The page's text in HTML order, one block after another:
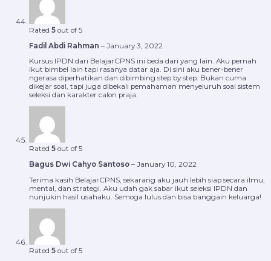
Rated 5 out of 5
Fadil Abdi Rahman – January 3, 2022
Kursus IPDN dari BelajarCPNS ini beda dari yang lain. Aku pernah
ikut bimbel lain tapi rasanya datar aja. Di sini aku bener-bener
ngerasa diperhatikan dan dibimbing step by step. Bukan cuma
dikejar soal, tapi juga dibekali pemahaman menyeluruh soal sistem
seleksi dan karakter calon praja.
Rated 5 out of 5
Bagus Dwi Cahyo Santoso – January 10, 2022
Terima kasih BelajarCPNS, sekarang aku jauh lebih siap secara ilmu,
mental, dan strategi. Aku udah gak sabar ikut seleksi IPDN dan
nunjukin hasil usahaku. Semoga lulus dan bisa banggain keluarga!
Rated 5 out of 5